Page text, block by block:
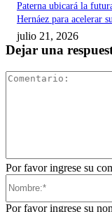
Paterna ubicará la
Hernáez para acelerar
julio 21, 2026
Dejar una
Por favor ingrese su
Por favor ingrese su